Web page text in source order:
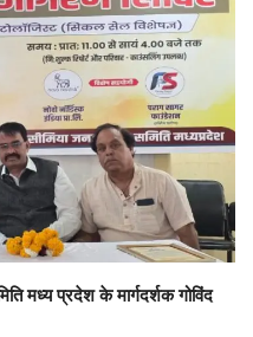
मध्य प्रदेश के मार्गदर्शक गोविंद